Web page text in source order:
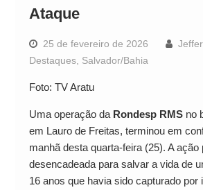
Ataque
25 de fevereiro de 2026
Destaques, Salvador/Bahia
Foto: TV Aratu
Uma operação da Rondesp RMSno
em Lauro de Freitas, terminou em
manhã desta quarta-feira (25). A ação
desencadeada para salvar a vida de
16 anos que havia sido capturado por